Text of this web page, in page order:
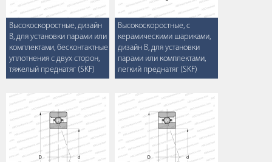
Высокоскоростные, дизайн
B, для установки парами или
комплектами, бесконтактные
уплотнения с двух сторон,
тяжелый преднатяг (SKF)
Высокоскоростные, с
керамическими шариками,
дизайн B, для установки
парами или комплектами,
легкий преднатяг (SKF)